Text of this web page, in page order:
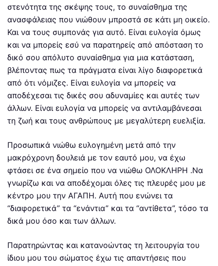
στενότητα της σκέψης τους, το συναίσθημα της
ανασφάλειας που νιώθουν μπροστά σε κάτι μη οικείο.
Και να τους συμπονάς για αυτό. Είναι ευλογία όμως
και να μπορείς εσύ να παρατηρείς από απόσταση το
δικό σου απόλυτο συναίσθημα για μια κατάσταση,
βλέποντας πως τα πράγματα είναι λίγο διαφορετικά
από ότι νόμιζες. Είναι ευλογία να μπορείς να
αποδέχεσαι τις δικές σου αδυναμίες και αυτές των
άλλων. Είναι ευλογία να μπορείς να αντιλαμβάνεσαι
τη ζωή και τους ανθρώπους με μεγαλύτερη ευελιξία.
Προσωπικά νιώθω ευλογημένη μετά από την
μακρόχρονη δουλειά με τον εαυτό μου, να έχω
φτάσει σε ένα σημείο που να νιώθω ΟΛΟΚΛΗΡΗ .Να
γνωρίζω και να αποδέχομαι όλες τις πλευρές μου με
κέντρο μου την ΑΓΑΠΗ. Αυτή που ενώνει τα
“διαφορετικά” τα “ενάντια” και τα “αντίθετα”, τόσο τα
δικά μου όσο και των άλλων.
Παρατηρώντας και κατανοώντας τη λειτουργία του
ίδιου μου του σώματος έχω τις απαντήσεις που